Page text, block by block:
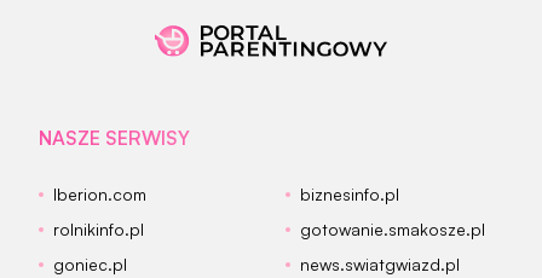
NASZE SERWISY
Iberion.com
biznesinfo.pl
rolnikinfo.pl
gotowanie.smakosze.pl
goniec.pl
news.swiatgwiazd.pl